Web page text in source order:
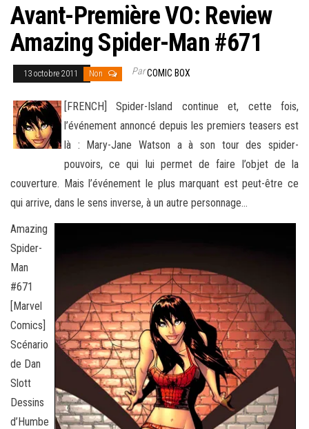
Avant-Première VO: Review
Amazing Spider-Man #671
13 octobre 2011 Non ParCOMIC BOX
[FRENCH] Spider-Island continue et, cette fois,
l’événement annoncé depuis les premiers teasers est
là : Mary-Jane Watson a à son tour des spider-
pouvoirs, ce qui lui permet de faire l’objet de la
couverture. Mais l’événement le plus marquant est peut-être ce
qui arrive, dans le sens inverse, à un autre personnage…
Amazing
Spider-
Man
#671
[Marvel
Comics]
Scénario
de Dan
Slott
Dessins
d’Humbe